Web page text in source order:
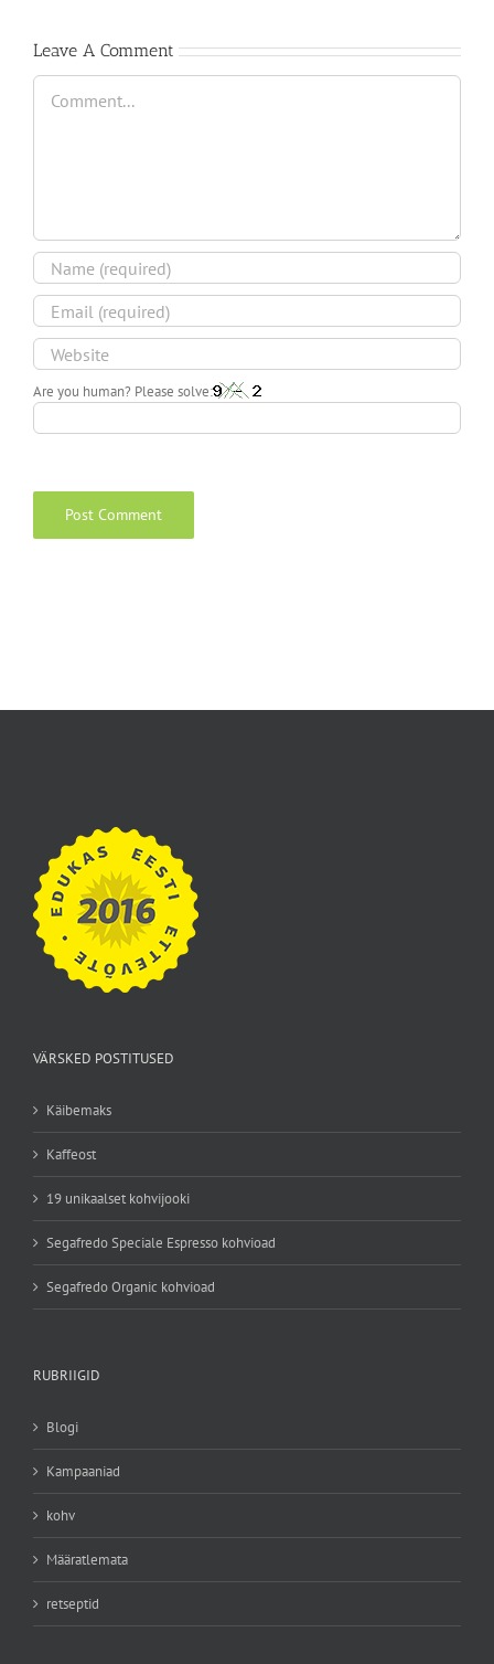
Leave A Comment
Comment
Are you human? Please solve:
VÄRSKED POSTITUSED
Käibemaks
Kaffeost
19 unikaalset kohvijooki
Segafredo Speciale Espresso kohvioad
Segafredo Organic kohvioad
RUBRIIGID
Blogi
Kampaaniad
kohv
Määratlemata
retseptid